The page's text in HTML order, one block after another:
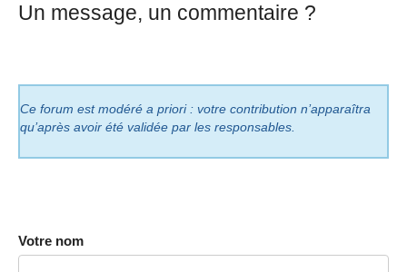
Un message, un commentaire ?
Ce forum est modéré a priori : votre contribution n’apparaîtra
qu’après avoir été validée par les responsables.
Votre nom